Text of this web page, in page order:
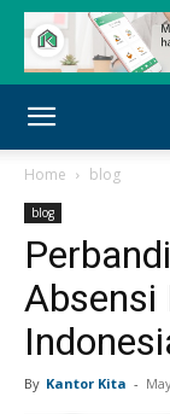
Home blog
blog
Absensi
By Kantor Kita -